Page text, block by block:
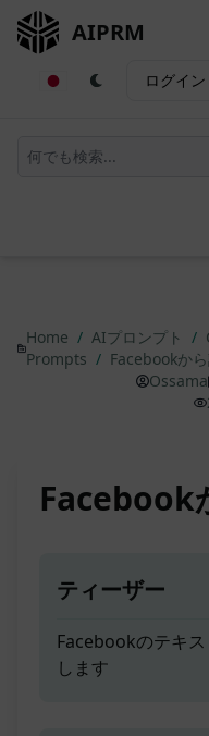
AIPRM
ログイン
Home / AIプロンプト /
Prompts / Facebookか
Ossama
Facebook
ティーザー
Facebookのテキ
します